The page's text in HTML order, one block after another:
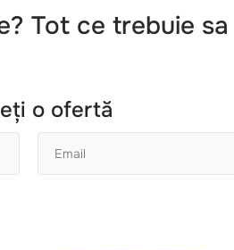
Tot ce trebuie
o ofertă